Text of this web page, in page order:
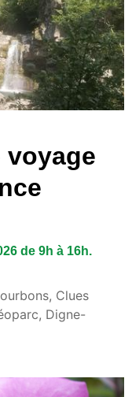
voyage
de 9h à 16h.
Clues
Digne-